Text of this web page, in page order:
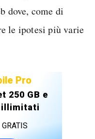
dove, come di
le ipotesi più varie
Pro
250 GB e